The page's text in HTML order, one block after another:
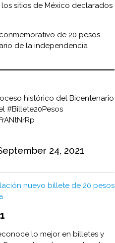
sitios de México declarados
de 20 pesos
de la independencia
histórico del Bicentenario
#Billete20Pesos
24, 2021
nuevo billete de 20 pesos
lo mejor en billetes y